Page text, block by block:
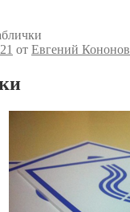
от Евгений Кононов